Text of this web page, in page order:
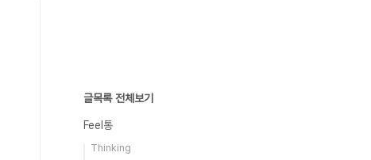
글목록 전체보기
Feel통
Thinking